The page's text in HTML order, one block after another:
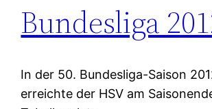
Bundesliga
In der 50. Bundesliga-Saison
erreichte der HSV am